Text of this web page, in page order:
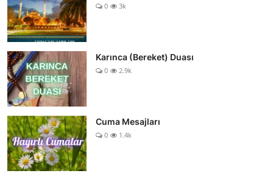
0 3k
Karınca (Bereket) Duası
0 2.9k
Cuma Mesajları
0 1.4k